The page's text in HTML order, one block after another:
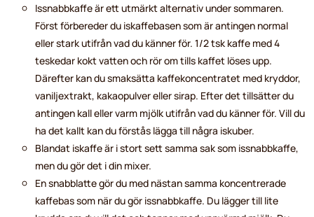
Issnabbkaffe är ett utmärkt alternativ under sommaren.
Först förbereder du iskaffebasen som är antingen normal
eller stark utifrån vad du känner för. 1/2 tsk kaffe med 4
teskedar kokt vatten och rör om tills kaffet löses upp.
Därefter kan du smaksätta kaffekoncentratet med kryddor,
vaniljextrakt, kakaopulver eller sirap. Efter det tillsätter du
antingen kall eller varm mjölk utifrån vad du känner för. Vill du
ha det kallt kan du förstås lägga till några iskuber.
Blandat iskaffe är i stort sett samma sak som issnabbkaffe,
men du gör det i din mixer.
En snabblatte gör du med nästan samma koncentrerade
kaffebas som när du gör issnabbkaffe. Du lägger till lite